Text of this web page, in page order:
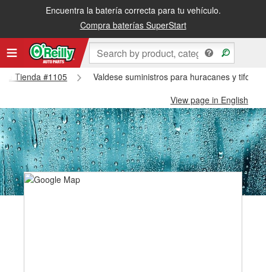
Encuentra la batería correcta para tu vehículo.
Compra baterías SuperStart
Tienda #1105
Valdese suministros para huracanes y
View page in English